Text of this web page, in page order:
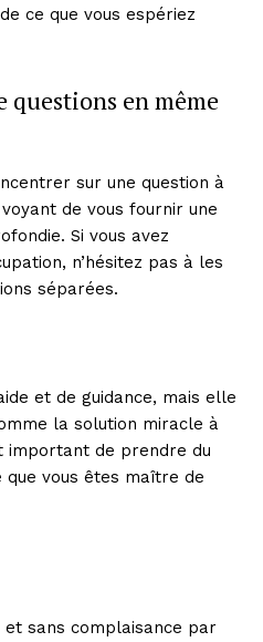
ce que vous espériez
questions en même
sur une question à
de vous fournir une
Si vous avez
n’hésitez pas à les
séparées.
et de guidance, mais elle
la solution miracle à
important de prendre du
vous êtes maître de
et sans complaisance par